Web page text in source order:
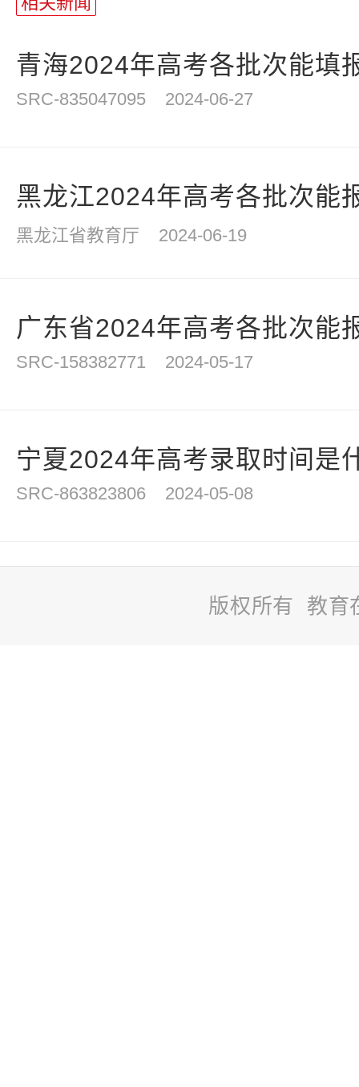
青海2024年高考各批次能填
SRC-835047095 2024-06-27
黑龙江2024年高考各批次能
黑龙江省教育厅 2024-06-19
广东省2024年高考各批次能
SRC-158382771 2024-05-17
宁夏2024年高考录取时间是
SRC-863823806 2024-05-08
版权所有 教育